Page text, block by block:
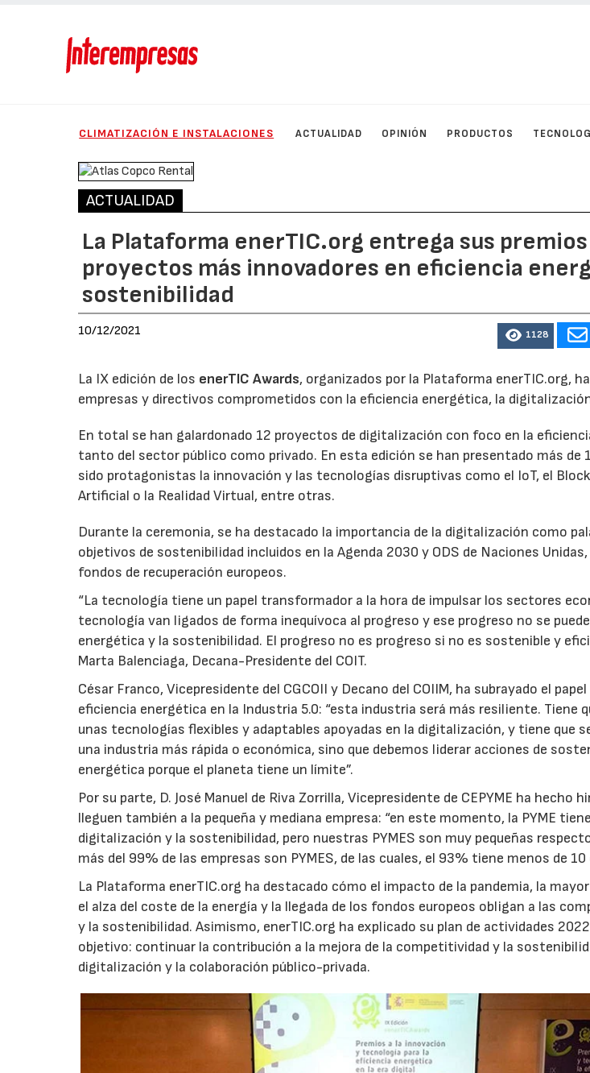
CLIMATIZACIÓN E INSTALACIONES ACTUALIDAD OPINIÓN PRODUCTOS
ACTUALIDAD
La Plataforma enerTIC.org entrega sus premios
proyectos más innovadores en eficiencia
sostenibilidad
10/12/2021 1128
La IX edición de los enerTIC Awards, organizados por la Plataforma enerTIC.org,
empresas y directivos comprometidos con la eficiencia energética, la
En total se han galardonado 12 proyectos de digitalización con foco en la
tanto del sector público como privado. En esta edición se han presentado más de
sido protagonistas la innovación y las tecnologías disruptivas como el IoT, el
Artificial o la Realidad Virtual, entre otras.
Durante la ceremonia, se ha destacado la importancia de la digitalización como
objetivos de sostenibilidad incluidos en la Agenda 2030 y ODS de Naciones
fondos de recuperación europeos.
“La tecnología tiene un papel transformador a la hora de impulsar los sectores
tecnología van ligados de forma inequívoca al progreso y ese progreso no se
energética y la sostenibilidad. El progreso no es progreso si no es sostenible y
Marta Balenciaga, Decana-Presidente del COIT.
César Franco, Vicepresidente del CGCOII y Decano del COIIM, ha subrayado el
eficiencia energética en la Industria 5.0: “esta industria será más resiliente. Tiene
unas tecnologías flexibles y adaptables apoyadas en la digitalización, y tiene que
una industria más rápida o económica, sino que debemos liderar acciones de
energética porque el planeta tiene un límite”.
Por su parte, D. José Manuel de Riva Zorrilla, Vicepresidente de CEPYME ha hecho
lleguen también a la pequeña y mediana empresa: “en este momento, la PYME
digitalización y la sostenibilidad, pero nuestras PYMES son muy pequeñas
más del 99% de las empresas son PYMES, de las cuales, el 93% tiene menos de 10
La Plataforma enerTIC.org ha destacado cómo el impacto de la pandemia, la
el alza del coste de la energía y la llegada de los fondos europeos obligan a las
y la sostenibilidad. Asimismo, enerTIC.org ha explicado su plan de actividades
objetivo: continuar la contribución a la mejora de la competitividad y la
digitalización y la colaboración público-privada.